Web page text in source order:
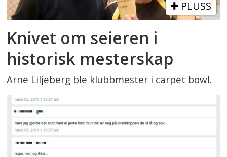
PLUSS
Knivet om seieren i
historisk mesterskap
Arne Liljeberg ble klubbmester i carpet bowl.